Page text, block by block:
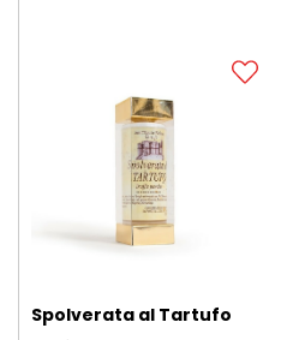
Spolverata al Tartufo